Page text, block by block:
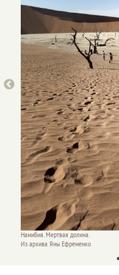
Намибия. Мертвая долина.
Из архива Яны Ефременко